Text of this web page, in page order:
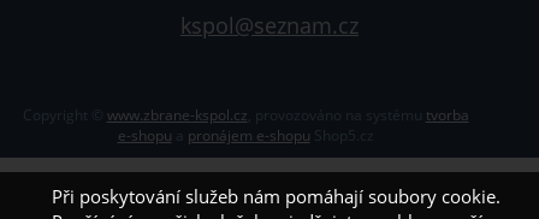
kspol@seznam.cz
Copyright © www.zbrane-kspol.cz
tvorba
e-shopu
pronájem e-shopu
Při poskytování služeb nám pomáhají soubory cookie.